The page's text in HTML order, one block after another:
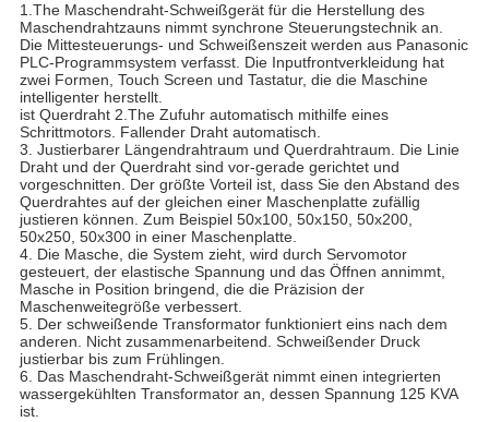
1.The Maschendraht-Schweißgerät für die Herstellung des
Maschendrahtzauns nimmt synchrone Steuerungstechnik an.
Die Mittesteuerungs- und Schweißenszeit werden aus Panasonic
PLC-Programmsystem verfasst. Die Inputfrontverkleidung hat
zwei Formen, Touch Screen und Tastatur, die die Maschine
intelligenter herstellt.
ist Querdraht 2.The Zufuhr automatisch mithilfe eines
Schrittmotors. Fallender Draht automatisch.
3. Justierbarer Längendrahtraum und Querdrahtraum. Die Linie
Draht und der Querdraht sind vor-gerade gerichtet und
vorgeschnitten. Der größte Vorteil ist, dass Sie den Abstand des
Querdrahtes auf der gleichen einer Maschenplatte zufällig
justieren können. Zum Beispiel 50x100, 50x150, 50x200,
50x250, 50x300 in einer Maschenplatte.
4. Die Masche, die System zieht, wird durch Servomotor
gesteuert, der elastische Spannung und das Öffnen annimmt,
Masche in Position bringend, die die Präzision der
Maschenweitegröße verbessert.
5. Der schweißende Transformator funktioniert eins nach dem
anderen. Nicht zusammenarbeitend. Schweißender Druck
justierbar bis zum Frühlingen.
6. Das Maschendraht-Schweißgerät nimmt einen integrierten
wassergekühlten Transformator an, dessen Spannung 125 KVA
ist.